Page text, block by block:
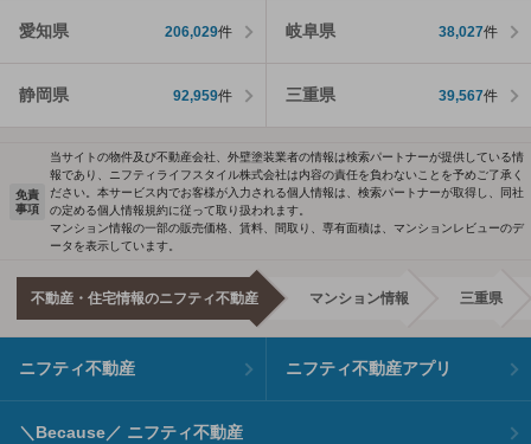
愛知県 206,029件 岐阜県 38,027件
静岡県 92,959件 三重県 39,567件
免責
事項
当サイトの物件及び不動産会社、外壁塗装業者の情報は検索パートナーが提供している情
報であり、ニフティライフスタイル株式会社は内容の責任を負わないことを予めご了承く
ださい。本サービス内でお客様が入力される個人情報は、検索パートナーが取得し、同社
の定める個人情報規約に従って取り扱われます。
マンション情報の一部の販売価格、賃料、間取り、専有面積は、マンションレビューのデ
ータを表示しています。
不動産・住宅情報のニフティ不動産 マンション情報 三重県
ニフティ不動産 ニフティ不動産アプリ
＼Because／ ニフティ不動産